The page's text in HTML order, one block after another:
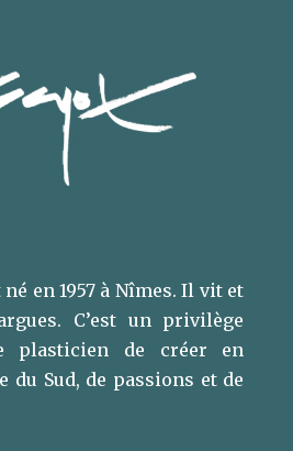
né en 1957 à Nîmes. Il vit et
​C’est un privilège
plasticien de créer en
du Sud, de passions et de